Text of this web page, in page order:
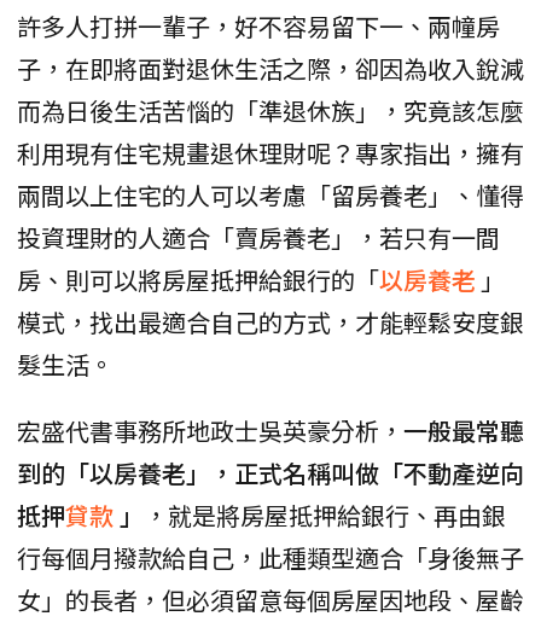
許多人打拼一輩子，好不容易留下一、兩幢房
子，在即將面對退休生活之際，卻因為收入銳減
而為日後生活苦惱的「準退休族」，究竟該怎麼
利用現有住宅規畫退休理財呢？專家指出，擁有
兩間以上住宅的人可以考慮「留房養老」、懂得
投資理財的人適合「賣房養老」，若只有一間
房、則可以將房屋抵押給銀行的「以房養老 」
模式，找出最適合自己的方式，才能輕鬆安度銀
髮生活。
宏盛代書事務所地政士吳英豪分析， 一般最常聽
到的「以房養老」，正式名稱叫做「不動產逆向
抵押貸款 」
，就是將房屋抵押給銀行、再由銀
行每個月撥款給自己，此種類型適合「身後無子
女」的長者，但必須留意每個房屋因地段、屋齡